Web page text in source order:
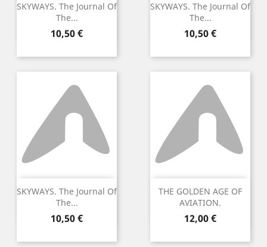
SKYWAYS. The Journal Of
The...
Preu
10,50 €
SKYWAYS. The Journal Of
The...
Preu
10,50 €
SKYWAYS. The Journal Of
The...
Preu
10,50 €
THE GOLDEN AGE OF
AVIATION.
Preu
12,00 €